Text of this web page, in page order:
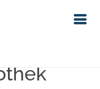
Bestand